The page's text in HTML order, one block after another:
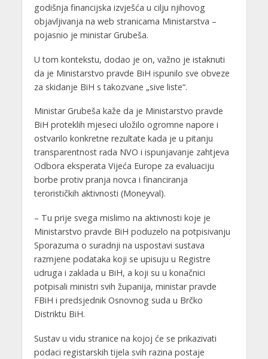
godišnja financijska izvješća u cilju njihovog
objavljivanja na web stranicama Ministarstva –
pojasnio je ministar Grubeša.
U tom kontekstu, dodao je on, važno je istaknuti
da je Ministarstvo pravde BiH ispunilo sve obveze
za skidanje BiH s takozvane „sive liste“.
Ministar Grubeša kaže da je Ministarstvo pravde
BiH proteklih mjeseci uložilo ogromne napore i
ostvarilo konkretne rezultate kada je u pitanju
transparentnost rada NVO i ispunjavanje zahtjeva
Odbora eksperata Vijeća Europe za evaluaciju
borbe protiv pranja novca i financiranja
terorističkih aktivnosti (Moneyval).
– Tu prije svega mislimo na aktivnosti koje je
Ministarstvo pravde BiH poduzelo na potpisivanju
Sporazuma o suradnji na uspostavi sustava
razmjene podataka koji se upisuju u Registre
udruga i zaklada u BiH, a koji su u konačnici
potpisali ministri svih županija, ministar pravde
FBiH i predsjednik Osnovnog suda u Brčko
Distriktu BiH.
Sustav u vidu stranice na kojoj će se prikazivati
podaci registarskih tijela svih razina postaje